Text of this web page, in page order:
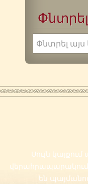
Փնտրել
Սույն
են